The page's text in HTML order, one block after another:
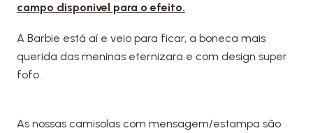
campo disponivel para o efeito.
A Barbie está aí e veio para ficar, a boneca mais
querida das meninas eternizara e com design super
fofo .
As nossas camisolas com mensagem/estampa são